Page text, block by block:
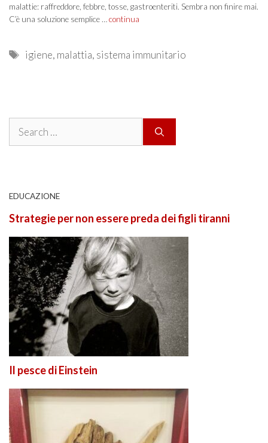
malattie: raffreddore, febbre, tosse, gastroenteriti. Sembra non finire mai.
C’è una soluzione semplice … continua
Tags
igiene, malattia, sistema immunitario
Search
EDUCAZIONE
Strategie per non essere preda dei figli tiranni
Il pesce di Einstein